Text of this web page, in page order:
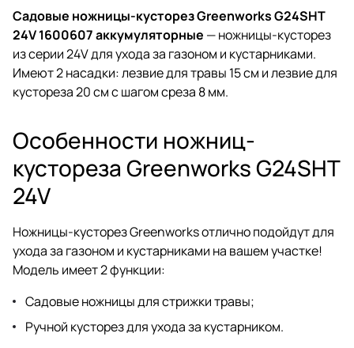
Садовые ножницы-кусторез Greenworks G24SHT
24V 1600607 аккумуляторные — ножницы-кусторез
из серии 24V для ухода за газоном и кустарниками.
Имеют 2 насадки: лезвие для травы 15 см и лезвие для
кустореза 20 см с шагом среза 8 мм.
Особенности ножниц-
кустореза Greenworks G24SHT
24V
Ножницы-кусторез Greenworks отлично подойдут для
ухода за газоном и кустарниками на вашем участке!
Модель имеет 2 функции:
Садовые ножницы для стрижки травы;
Ручной кусторез для ухода за кустарником.